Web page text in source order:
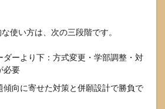
使い方は、次の三段階です。
ダーより下：方式変更・学部調整・対
必要
傾向に寄せた対策と併願設計で勝負で